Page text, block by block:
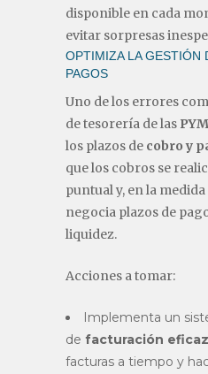
disponible en cada
evitar sorpresas
OPTIMIZA LA GESTIÓN
PAGOS
Uno de los errores
de tesorería de las
los plazos de cobro y
que los cobros se
puntual y, en la
negocia plazos de
liquidez.
Acciones a tomar:
Implementa un
de facturación eficaz
facturas a tiempo y